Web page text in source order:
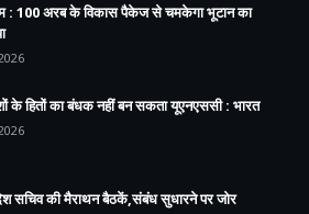
: 100 अरब के विकास पैकेज से चमकेगा भूटान का
के हितों का बंधक नहीं बन सकता यूएनएससी : भारत
सचिव की मैराथन बैठकें,संबंध सुधारने पर जोर